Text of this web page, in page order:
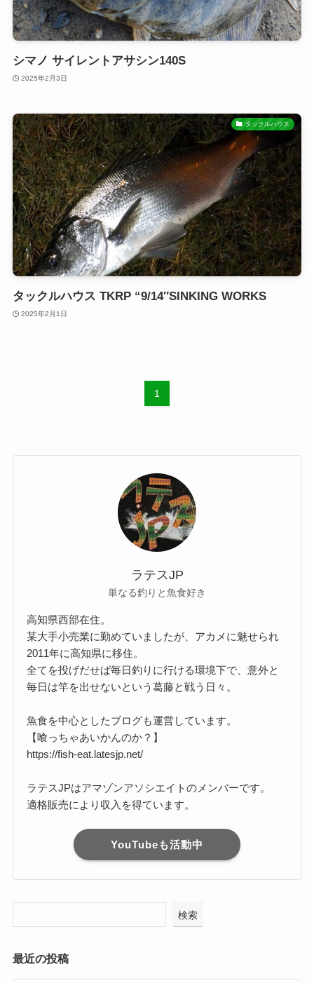
シマノ サイレントアサシン140S
2025年2月3日
タックルハウス
タックルハウス TKRP “9/14″SINKING WORKS
2025年2月1日
1
ラテスJP
単なる釣りと魚食好き
高知県西部在住。
某大手小売業に勤めていましたが、アカメに魅せられ
2011年に高知県に移住。
全てを投げだせば毎日釣りに行ける環境下で、意外と
毎日は竿を出せないという葛藤と戦う日々。
魚食を中心としたブログも運営しています。
【喰っちゃあいかんのか？】
https://fish-eat.latesjp.net/
ラテスJPはアマゾンアソシエイトのメンバーです。
適格販売により収入を得ています。
YouTubeも活動中
検索
最近の投稿